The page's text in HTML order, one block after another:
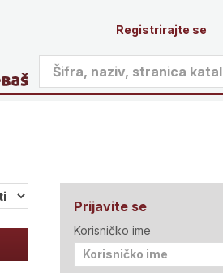
Registrirajte se
Prijavite se
Korisničko ime